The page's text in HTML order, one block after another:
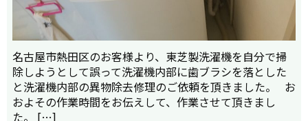
名古屋市熱田区のお客様より、東芝製洗濯機を自分で掃
除しようとして誤って洗濯機内部に歯ブラシを落とした
と洗濯機内部の異物除去修理のご依頼を頂きました。 お
およその作業時間をお伝えして、作業させて頂きまし
た。 […]